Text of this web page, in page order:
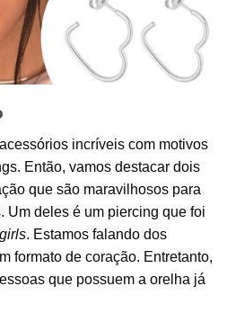
incríveis com motivos
Então, vamos destacar dois
que são maravilhosos para
Um deles é um piercing que foi
. Estamos falando dos
formato de coração. Entretanto,
que possuem a orelha já